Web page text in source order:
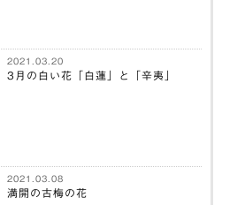
2021.03.20
3月の白い花「白蓮」と「辛夷」
2021.03.08
満開の古梅の花